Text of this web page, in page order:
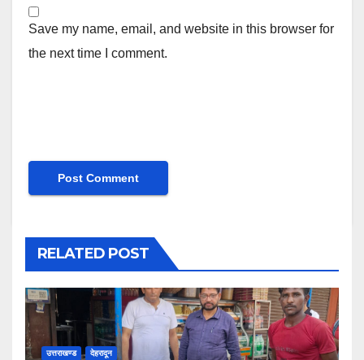
Save my name, email, and website in this browser for
the next time I comment.
RELATED POST
उत्तराखण्ड देहरादून